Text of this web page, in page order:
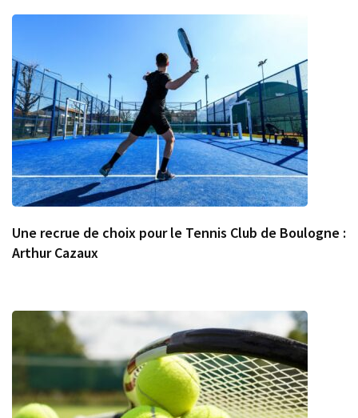
Une recrue de choix pour le Tennis Club de Boulogne :
Arthur Cazaux